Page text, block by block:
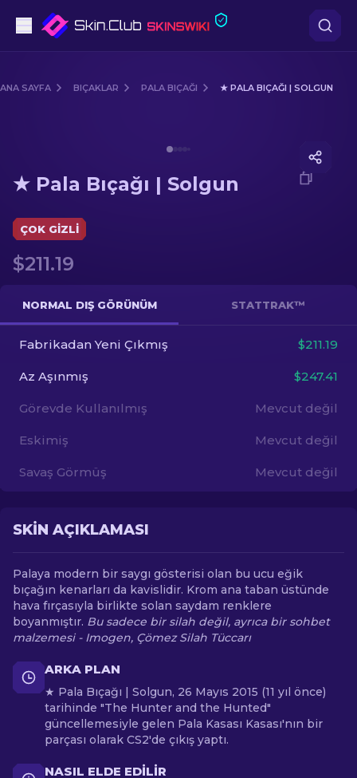
Dürbünlü Tüfek
Bıçaklar
Eldiven
Kasalar
Diğer
ANA SAYFA BIÇAKLAR PALA BIÇAĞI ★ PALA BIÇAĞI | SOLGUN
★ Pala Bıçağı | Solgun
ÇOK GIZLI
$211.19
NORMAL DIŞ GÖRÜNÜM STATTRAK™
Fabrikadan Yeni Çıkmış $211.19
Az Aşınmış $247.41
Görevde Kullanılmış Mevcut değil
Eskimiş Mevcut değil
Savaş Görmüş Mevcut değil
SKIN AÇIKLAMASI
Palaya modern bir saygı gösterisi olan bu ucu eğik
bıçağın kenarları da kavislidir. Krom ana taban üstünde
hava fırçasıyla birlikte solan saydam renklere
boyanmıştır. Bu sadece bir silah değil, ayrıca bir sohbet
malzemesi - Imogen, Çömez Silah Tüccarı
ARKA PLAN
★ Pala Bıçağı | Solgun, 26 Mayıs 2015 (11 yıl önce)
tarihinde "The Hunter and the Hunted"
güncellemesiyle gelen Pala Kasası Kasası'nın bir
parçası olarak CS2'de çıkış yaptı.
NASIL ELDE EDILIR